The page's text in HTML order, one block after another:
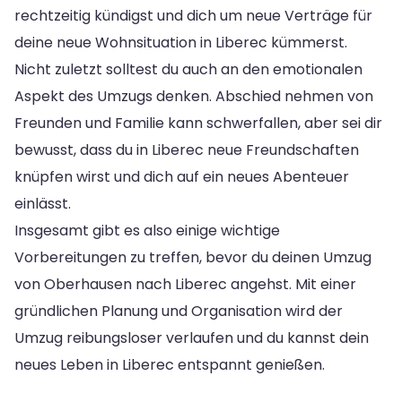
rechtzeitig kündigst und dich um neue Verträge für
deine neue Wohnsituation in Liberec kümmerst.
Nicht zuletzt solltest du auch an den emotionalen
Aspekt des Umzugs denken. Abschied nehmen von
Freunden und Familie kann schwerfallen, aber sei dir
bewusst, dass du in Liberec neue Freundschaften
knüpfen wirst und dich auf ein neues Abenteuer
einlässt.
Insgesamt gibt es also einige wichtige
Vorbereitungen zu treffen, bevor du deinen Umzug
von Oberhausen nach Liberec angehst. Mit einer
gründlichen Planung und Organisation wird der
Umzug reibungsloser verlaufen und du kannst dein
neues Leben in Liberec entspannt genießen.